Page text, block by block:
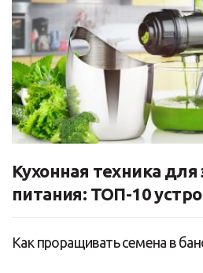
Кухонная техника для
питания: ТОП-10
Как проращивать семена в